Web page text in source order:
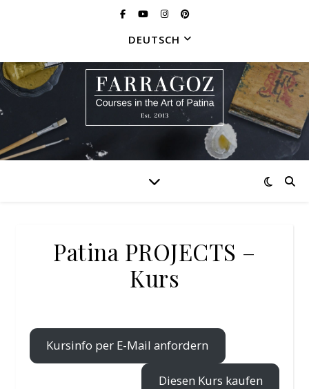
DEUTSCH
Patina PROJECTS –
Kurs
Kursinfo per E-Mail anfordern
Diesen Kurs kaufen